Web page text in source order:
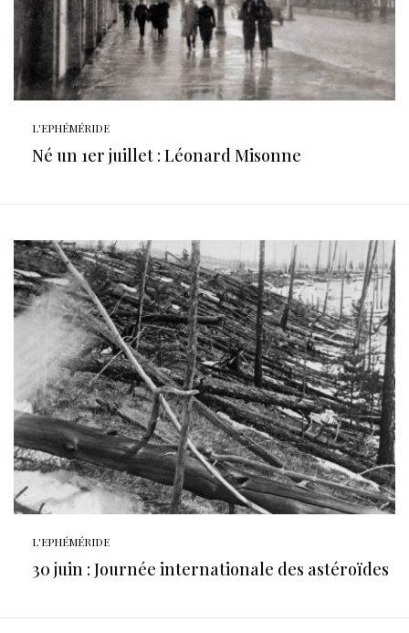
L'EPHÉMÉRIDE
Né un 1er juillet : Léonard Misonne
L'EPHÉMÉRIDE
30 juin : Journée internationale des astéroïdes